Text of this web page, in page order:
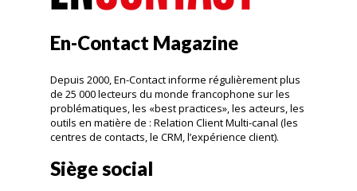
En-Contact Magazine
Depuis 2000, En-Contact informe régulièrement plus
de 25 000 lecteurs du monde francophone sur les
problématiques, les «best practices», les acteurs, les
outils en matière de : Relation Client Multi-canal (les
centres de contacts, le CRM, l’expérience client).
Siège social